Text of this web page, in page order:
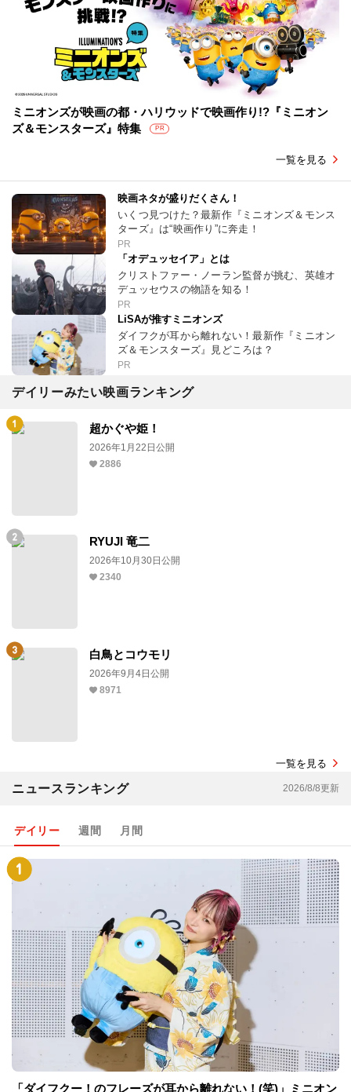
ミニオンズが映画の都・ハリウッドで映画作り!?『ミニオン
ズ＆モンスターズ』特集
PR
一覧を見る
映画ネタが盛りだくさん！
いくつ見つけた？最新作『ミニオンズ＆モンス
ターズ』は“映画作り”に奔走！
PR
「オデュッセイア」とは
クリストファー・ノーラン監督が挑む、英雄オ
デュッセウスの物語を知る！
PR
LiSAが推すミニオンズ
ダイフクが耳から離れない！最新作『ミニオン
ズ＆モンスターズ』見どころは？
PR
デイリーみたい映画ランキング
超かぐや姫！
2026年1月22日公開
2886
RYUJI 竜二
2026年10月30日公開
2340
白鳥とコウモリ
2026年9月4日公開
8971
一覧を見る
ニュースランキング 2026/8/8更新
デイリー 週間 月間
「ダイフクー！のフレーズが耳から離れない！(笑)」ミニオン